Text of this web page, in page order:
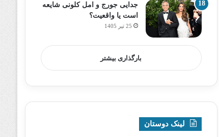
جدایی جورج و امل کلونی شایعه
است یا واقعیت؟
25 تیر 1405
بارگذاری بیشتر
لینک دوستان